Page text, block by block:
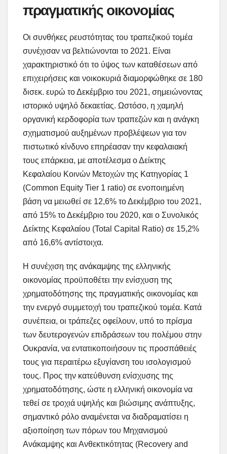
πραγματικής οικονομίας
Οι συνθήκες ρευστότητας του τραπεζικού τομέα
συνέχισαν να βελτιώνονται το 2021. Είναι
χαρακτηριστικό ότι το ύψος των καταθέσεων από
επιχειρήσεις και νοικοκυριά διαμορφώθηκε σε 180
δισεκ. ευρώ το Δεκέμβριο του 2021, σημειώνοντας
ιστορικό υψηλό δεκαετίας. Ωστόσο, η χαμηλή
οργανική κερδοφορία των τραπεζών και η ανάγκη
σχηματισμού αυξημένων προβλέψεων για τον
πιστωτικό κίνδυνο επηρέασαν την κεφαλαιακή
τους επάρκεια, με αποτέλεσμα ο Δείκτης
Κεφαλαίου Κοινών Μετοχών της Κατηγορίας 1
(Common Equity Tier 1 ratio) σε ενοποιημένη
βάση να μειωθεί σε 12,6% το Δεκέμβριο του 2021,
από 15% το Δεκέμβριο του 2020, και ο Συνολικός
Δείκτης Κεφαλαίου (Total Capital Ratio) σε 15,2%
από 16,6% αντίστοιχα.
Η συνέχιση της ανάκαμψης της ελληνικής
οικονομίας προϋποθέτει την ενίσχυση της
χρηματοδότησης της πραγματικής οικονομίας και
την ενεργό συμμετοχή του τραπεζικού τομέα. Κατά
συνέπεια, οι τράπεζες οφείλουν, υπό το πρίσμα
των δευτερογενών επιδράσεων του πολέμου στην
Ουκρανία, να εντατικοποιήσουν τις προσπάθειές
τους για περαιτέρω εξυγίανση του ισολογισμού
τους. Προς την κατεύθυνση ενίσχυσης της
χρηματοδότησης, ώστε η ελληνική οικονομία να
τεθεί σε τροχιά υψηλής και βιώσιμης ανάπτυξης,
σημαντικό ρόλο αναμένεται να διαδραματίσει η
αξιοποίηση των πόρων του Μηχανισμού
Ανάκαμψης και Ανθεκτικότητας (Recovery and